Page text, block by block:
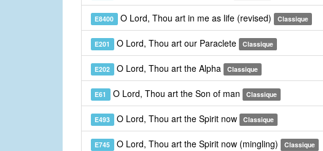
E8400 O Lord, Thou art in me as life (revised) Classique
E201 O Lord, Thou art our Paraclete Classique
E202 O Lord, Thou art the Alpha Classique
E61 O Lord, Thou art the Son of man Classique
E493 O Lord, Thou art the Spirit now Classique
E745 O Lord, Thou art the Spirit now (mingling) Classique